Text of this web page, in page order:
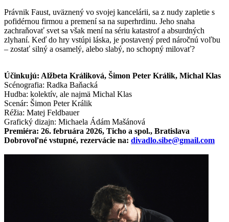
Právnik Faust, uväznený vo svojej kancelárii, sa z nudy zapletie s
pofidérnou firmou a premení sa na superhrdinu. Jeho snaha
zachraňovať svet sa však mení na sériu katastrof a absurdných
zlyhaní. Keď do hry vstúpi láska, je postavený pred náročnú voľbu
– zostať silný a osamelý, alebo slabý, no schopný milovať?
Účinkujú: Alžbeta Králiková, Šimon Peter Králik, Michal Klas
Scénografia: Radka Baňacká
Hudba: kolektív, ale najmä Michal Klas
Scenár: Šimon Peter Králik
Réžia: Matej Feldbauer
Grafický dizajn: Michaela Ádám Mašánová
Premiéra: 26. februára 2026, Ticho a spol., Bratislava
Dobrovoľné vstupné, rezervácie na: divadlo.sibe@gmail.com